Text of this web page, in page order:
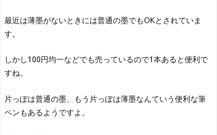
最近は薄墨がないときには普通の墨でもOKとされていま
す。
しかし100円均一などでも売っているので1本あると便利で
すね。
片っぽは普通の墨、もう片っぽは薄墨なんていう便利な筆
ペンもあるようですよ。